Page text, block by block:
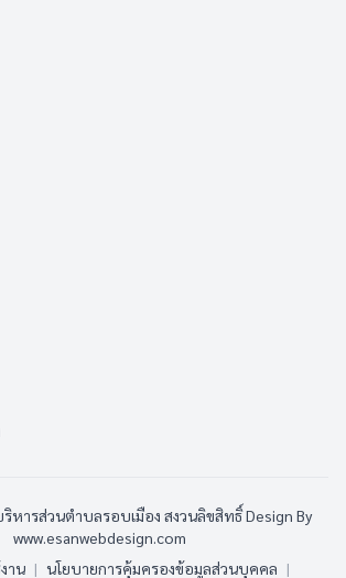
หารส่วนตำบลรอบเมือง สงวนลิขสิทธิ์Design By
www.esanwebdesign.com
าน | นโยบายการคุ้มครองข้อมูลส่วนบุคคล |